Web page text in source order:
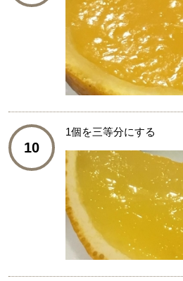
10
1個を三等分にする